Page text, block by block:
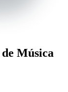
Música